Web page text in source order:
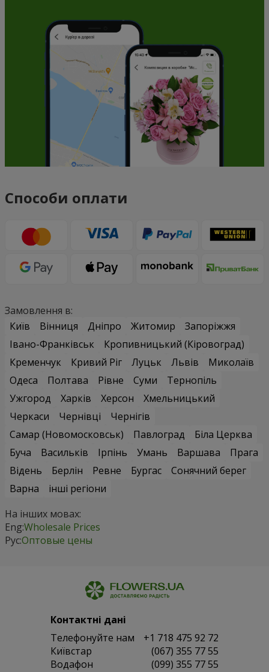
Способи оплати
Замовлення в:
Київ
Вінниця Дніпро Житомир
Запоріжжя
Івано-Франківськ
Кропивницький (Кіровоград)
Кременчук
Кривий Ріг Луцьк Львів
Миколаїв
Одеса
Полтава Рівне Суми
Тернопіль
Ужгород
Харків Херсон
Хмельницький
Черкаси
Чернівці
Чернігів
Самар (Новомосковськ)
Павлоград
Біла Церква
Буча
Васильків Ірпінь Умань Варшава
Прага
Відень
Берлін Ревне Бургас
Сонячний берег
Варна
інші регіони
На інших мовах:
Eng:Wholesale Prices
Рус:Оптовые цены
Контактні дані
Телефонуйте нам
+1 718 475 92 72
Київстар
(067) 355 77 55
Водафон
(099) 355 77 55